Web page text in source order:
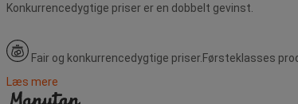
Konkurrencedygtige priser er en dobbelt gevinst.
Fair og konkurrencedygtige priser. Førsteklasses
Læs mere